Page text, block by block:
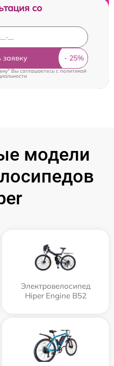
со
заявку
Вы соглашаетесь cполитикой
модели
Электровелосипед
Hiper Engine B52